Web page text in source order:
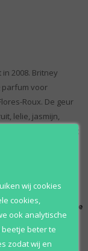
2008. Britney
parfum voor
Roux. De geur
lelie, jasmijn,
Spears Parfums;
100% originele
parfums
wij cookies
cookies,
ook analytische
beter te
zodat wij en